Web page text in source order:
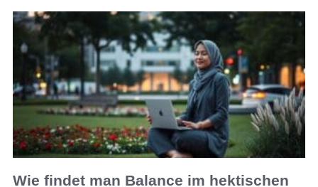
Wie findet man Balance im hektischen